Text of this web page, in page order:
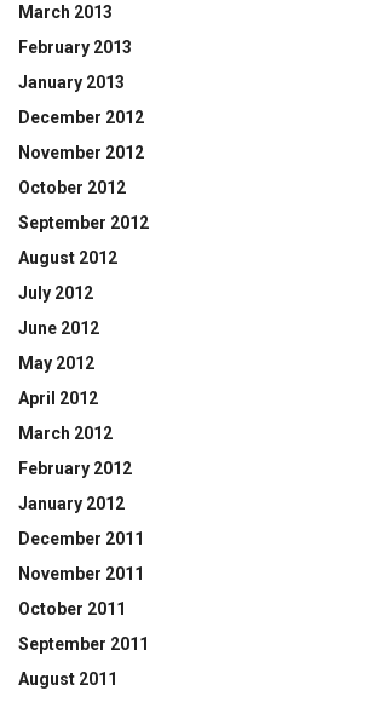
March 2013
February 2013
January 2013
December 2012
November 2012
October 2012
September 2012
August 2012
July 2012
June 2012
May 2012
April 2012
March 2012
February 2012
January 2012
December 2011
November 2011
October 2011
September 2011
August 2011